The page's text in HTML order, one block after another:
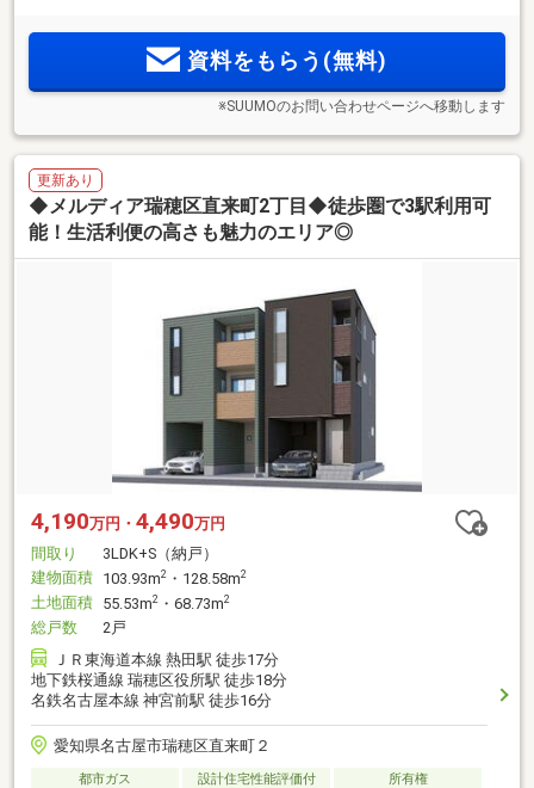
資料をもらう(無料)
※SUUMOのお問い合わせページへ移動します
更新あり
◆メルディア瑞穂区直来町2丁目◆徒歩圏で3駅利用可
能！生活利便の高さも魅力のエリア◎
4,190万円・ 4,490万円
間取り
3LDK+S（納戸）
建物面積 103.93m2 ・128.58m2
土地面積 55.53m2 ・68.73m2
総戸数
2戸
ＪＲ東海道本線 熱田駅 徒歩17分
地下鉄桜通線 瑞穂区役所駅 徒歩18分
名鉄名古屋本線 神宮前駅 徒歩16分
愛知県名古屋市瑞穂区直来町２
都市ガス 設計住宅性能評価付 所有権